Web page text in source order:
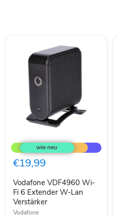
VDF4960
Wi-
Fi
6
W-
Lan
Verstärker
€19,99
Vodafone VDF4960 Wi-
Fi 6 Extender W-Lan
Verstärker
Vodafone